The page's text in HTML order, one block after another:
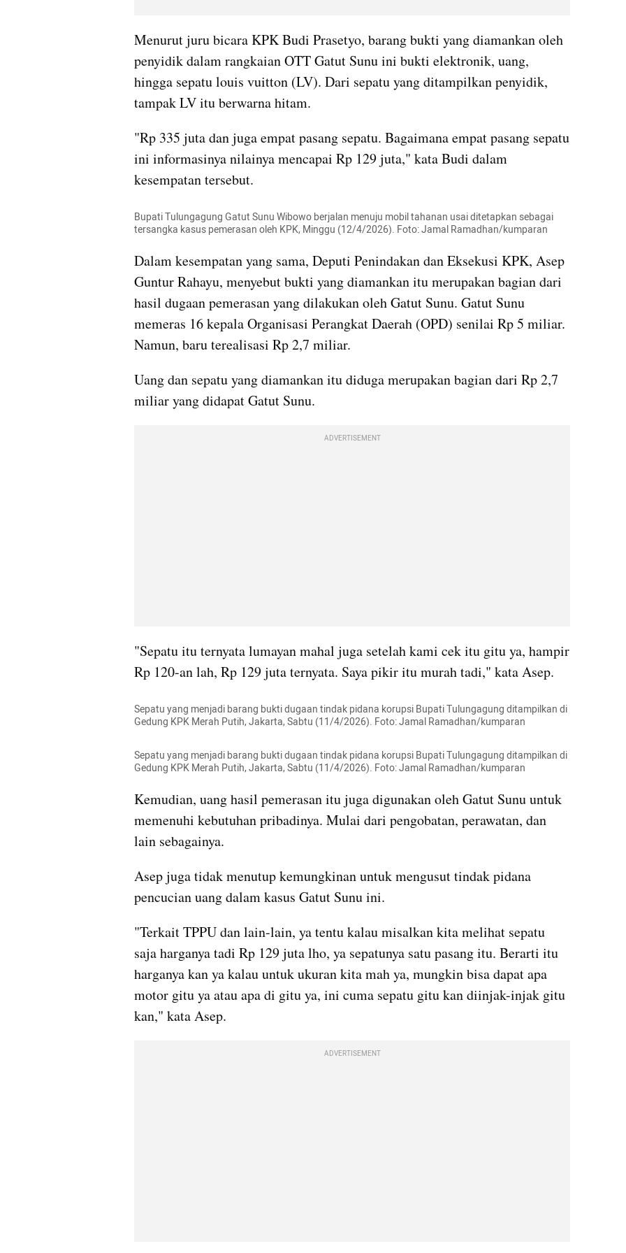
Menurut juru bicara KPK Budi Prasetyo, barang bukti yang diamankan oleh
penyidik dalam rangkaian OTT Gatut Sunu ini bukti elektronik, uang,
hingga sepatu louis vuitton (LV). Dari sepatu yang ditampilkan penyidik,
tampak LV itu berwarna hitam.
"Rp 335 juta dan juga empat pasang sepatu. Bagaimana empat pasang sepatu
ini informasinya nilainya mencapai Rp 129 juta," kata Budi dalam
kesempatan tersebut.
Bupati Tulungagung Gatut Sunu Wibowo berjalan menuju mobil tahanan usai ditetapkan sebagai
tersangka kasus pemerasan oleh KPK, Minggu (12/4/2026). Foto: Jamal Ramadhan/kumparan
Dalam kesempatan yang sama, Deputi Penindakan dan Eksekusi KPK, Asep
Guntur Rahayu, menyebut bukti yang diamankan itu merupakan bagian dari
hasil dugaan pemerasan yang dilakukan oleh Gatut Sunu. Gatut Sunu
memeras 16 kepala Organisasi Perangkat Daerah (OPD) senilai Rp 5 miliar.
Namun, baru terealisasi Rp 2,7 miliar.
Uang dan sepatu yang diamankan itu diduga merupakan bagian dari Rp 2,7
miliar yang didapat Gatut Sunu.
ADVERTISEMENT
"Sepatu itu ternyata lumayan mahal juga setelah kami cek itu gitu ya, hampir
Rp 120-an lah, Rp 129 juta ternyata. Saya pikir itu murah tadi," kata Asep.
Sepatu yang menjadi barang bukti dugaan tindak pidana korupsi Bupati Tulungagung ditampilkan di
Gedung KPK Merah Putih, Jakarta, Sabtu (11/4/2026). Foto: Jamal Ramadhan/kumparan
Sepatu yang menjadi barang bukti dugaan tindak pidana korupsi Bupati Tulungagung ditampilkan di
Gedung KPK Merah Putih, Jakarta, Sabtu (11/4/2026). Foto: Jamal Ramadhan/kumparan
Kemudian, uang hasil pemerasan itu juga digunakan oleh Gatut Sunu untuk
memenuhi kebutuhan pribadinya. Mulai dari pengobatan, perawatan, dan
lain sebagainya.
Asep juga tidak menutup kemungkinan untuk mengusut tindak pidana
pencucian uang dalam kasus Gatut Sunu ini.
"Terkait TPPU dan lain-lain, ya tentu kalau misalkan kita melihat sepatu
saja harganya tadi Rp 129 juta lho, ya sepatunya satu pasang itu. Berarti itu
harganya kan ya kalau untuk ukuran kita mah ya, mungkin bisa dapat apa
motor gitu ya atau apa di gitu ya, ini cuma sepatu gitu kan diinjak-injak gitu
kan," kata Asep.
ADVERTISEMENT